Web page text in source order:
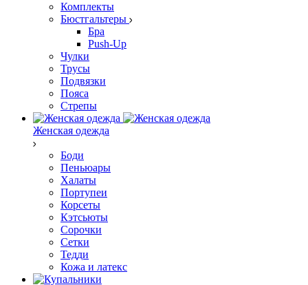
Комплекты
Бюстгальтеры
Бра
Push-Up
Чулки
Трусы
Подвязки
Пояса
Стрепы
Женская одежда
Боди
Пеньюары
Халаты
Портупеи
Корсеты
Кэтсьюты
Сорочки
Сетки
Тедди
Кожа и латекс